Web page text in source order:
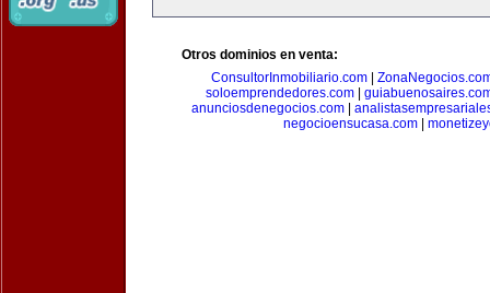
Otros dominios en venta:
ConsultorInmobiliario.com|
soloemprendedores.com|
anunciosdenegocios.com|
negocioensucasa.com|